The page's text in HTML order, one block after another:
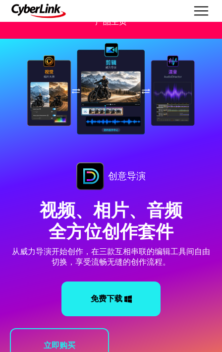
产品主页
创意导演
视频、相片、音频
全方位创作套件
从威力导演开始创作，在三款互相串联的编辑工具间自由
切换，享受流畅无缝的创作流程。
免费下载
立即购买